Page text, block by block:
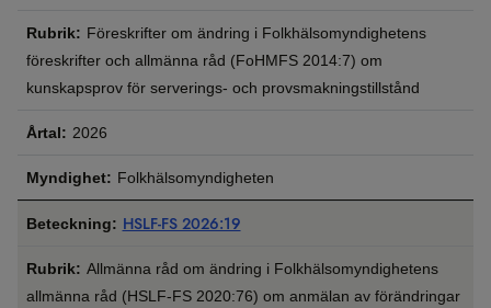
Föreskrifter om ändring i Folkhälsomyndighetens
föreskrifter och allmänna råd (FoHMFS 2014:7) om
kunskapsprov för serverings- och provsmakningstillstånd
2026
Folkhälsomyndigheten
HSLF-FS 2026:19
Allmänna råd om ändring i Folkhälsomyndighetens
allmänna råd (HSLF-FS 2020:76) om anmälan av förändringar